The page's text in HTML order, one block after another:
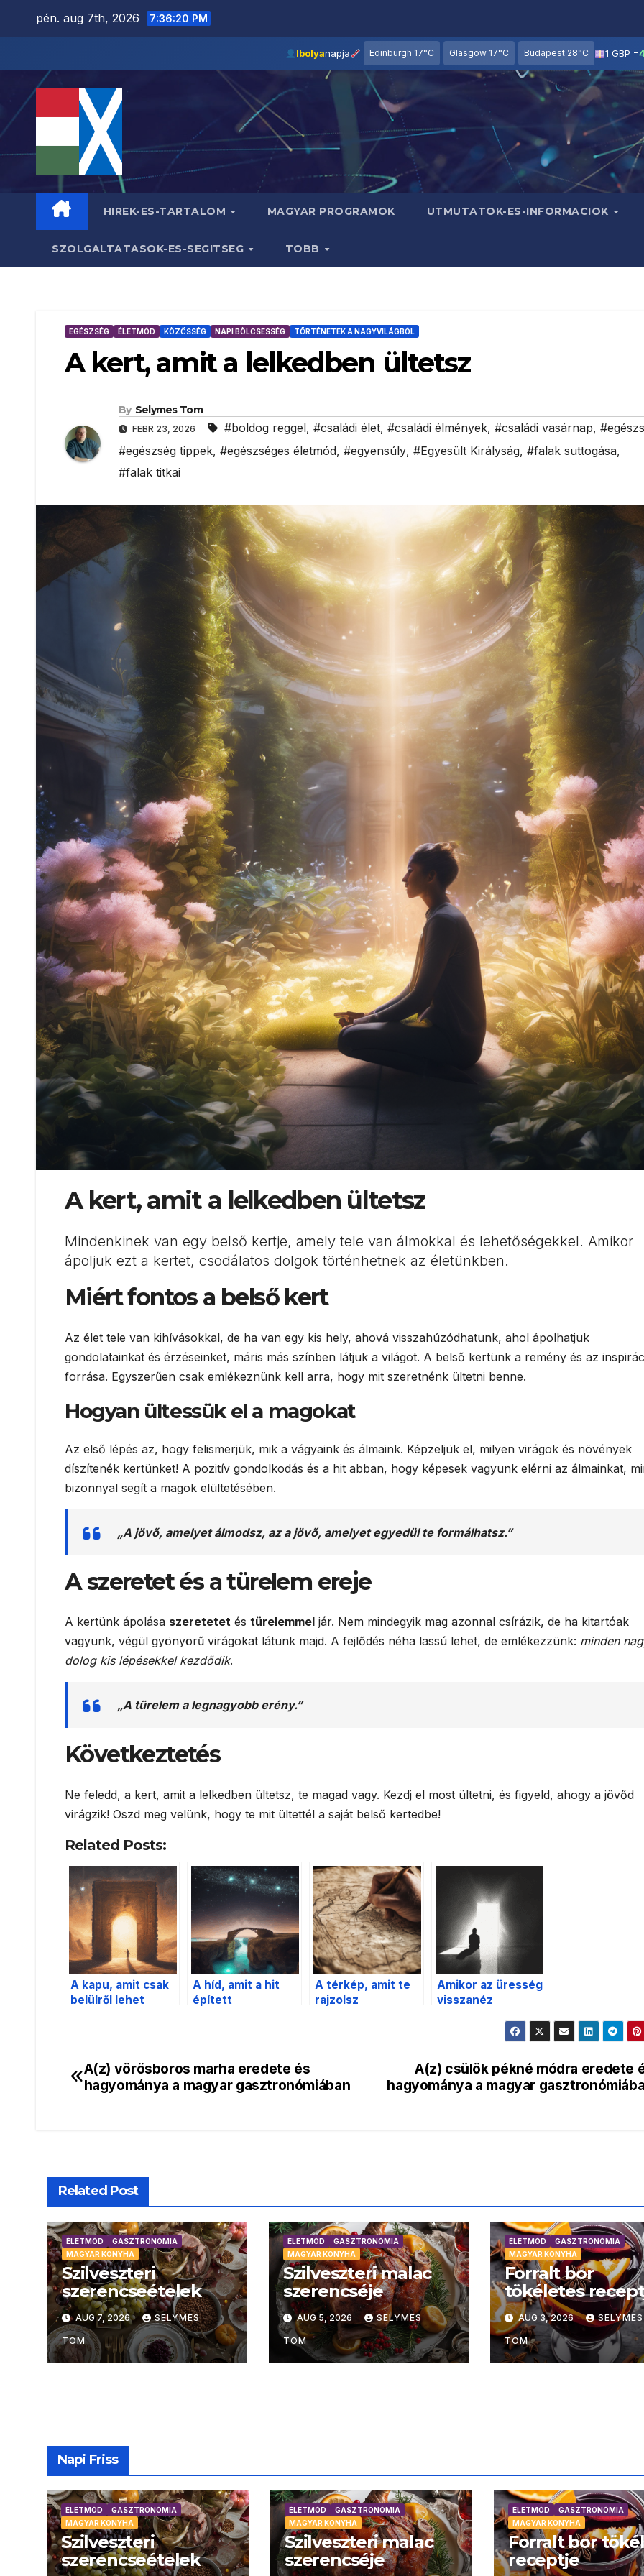
pén. aug 7th, 2026 7:36:21 PM
Ibolyanapja Edinburgh 17°C Glasgow 17°C Budapest 28°C 1 GBP =
HIREK-ES-TARTALOM MAGYAR PROGRAMOK UTMUTATOK-ES-INFORMACIOK
SZOLGALTATASOK-ES-SEGITSEG TOBB
EGÉSZSÉG ÉLETMÓD KÖZÖSSÉG NAPI BÖLCSESSÉG TÖRTÉNETEK A NAGYVILÁGBÓL
A kert, amit a lelkedben ültetsz
By Selymes Tom
FEBR 23, 2026 #boldog reggel, #családi élet, #családi élmények, #családi vasárnap,
#egészség tippek, #egészséges életmód, #egyensúly, #Egyesült Királyság, #falak suttogása,
#falak titkai
A kert, amit a lelkedben ültetsz
Mindenkinek van egy belső kertje, amely tele van álmokkal és lehetőségekkel. Amikor
ápoljuk ezt a kertet, csodálatos dolgok történhetnek az életünkben.
Miért fontos a belső kert
Az élet tele van kihívásokkal, de ha van egy kis hely, ahová visszahúzódhatunk, ahol ápolhatjuk
gondolatainkat és érzéseinket, máris más színben látjuk a világot. A belső kertünk a remény és az
forrása. Egyszerűen csak emlékeznünk kell arra, hogy mit szeretnénk ültetni benne.
Hogyan ültessük el a magokat
Az első lépés az, hogy felismerjük, mik a vágyaink és álmaink. Képzeljük el, milyen virágok és növények
díszítenék kertünket! A pozitív gondolkodás és a hit abban, hogy képesek vagyunk elérni az álmainkat,
bizonnyal segít a magok elültetésében.
„A jövő, amelyet álmodsz, az a jövő, amelyet egyedül te formálhatsz.”
A szeretet és a türelem ereje
A kertünk ápolása szeretetet és türelemmel jár. Nem mindegyik mag azonnal csírázik, de ha kitartóak
vagyunk, végül gyönyörű virágokat látunk majd. A fejlődés néha lassú lehet, de emlékezzünk: minden
dolog kis lépésekkel kezdődik.
„A türelem a legnagyobb erény.”
Következtetés
Ne feledd, a kert, amit a lelkedben ültetsz, te magad vagy. Kezdj el most ültetni, és figyeld, ahogy a jövőd
virágzik! Oszd meg velünk, hogy te mit ültettél a saját belső kertedbe!
Related Posts:
A kapu, amit csak
belülről lehet
A híd, amit a hit
épített
A térkép, amit te
rajzolsz
Amikor az üresség
visszanéz
Bejegyzés
A(z) csülök pékné módra eredete
hagyománya a magyar
A(z) vörösboros marha eredete és
hagyománya a magyar gasztronómiában
Related Post
ÉLETMÓD
GASZTRONÓMIA
MAGYAR KONYHA
Szilveszteri
szerencseételek
AUG 7, 2026 SELYMES
TOM
ÉLETMÓD
GASZTRONÓMIA
MAGYAR KONYHA
Szilveszteri malac
szerencséje
AUG 5, 2026 SELYMES
TOM
ÉLETMÓD
GASZTRONÓMIA
MAGYAR KONYHA
Forralt bor
tökéletes
AUG 3, 2026 SELYMES
TOM
Napi Friss
ÉLETMÓD
GASZTRONÓMIA
MAGYAR KONYHA
Szilveszteri
szerencseételek
ÉLETMÓD
GASZTRONÓMIA
MAGYAR KONYHA
Szilveszteri malac
szerencséje
ÉLETMÓD
GASZTRONÓMIA
MAGYAR KONYHA
Forralt bor
receptje